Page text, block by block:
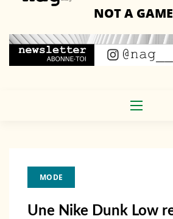
NOT A GAME
MODE
Une Nike Dunk Low